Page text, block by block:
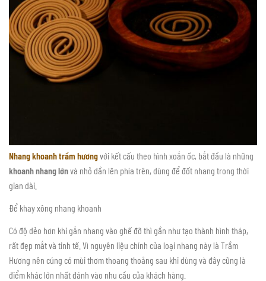
Nhang khoanh trầm hươngvới kết cấu theo hình xoắn ốc, bắt đầu là những
khoanh nhang lớnvà nhỏ dần lên phía trên, dùng để đốt nhang trong thời
gian dài.
Để khay xông nhang khoanh
Có độ dẻo hơn khi gắn nhang vào ghế đỡ thì gần như tạo thành hình tháp,
rất đẹp mắt và tinh tế. Vì nguyên liệu chính của loại nhang này là Trầm
Hương nên cúng có mùi thơm thoang thoảng sau khi dùng và đây cũng là
điểm khác lớn nhất đánh vào nhu cầu của khách hàng.